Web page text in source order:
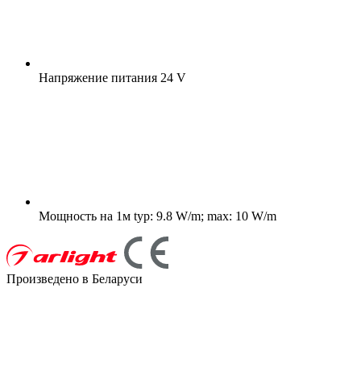
Напряжение питания 24 V
Мощность на 1м typ: 9.8 W/m; max: 10 W/m
Произведено в Беларуси